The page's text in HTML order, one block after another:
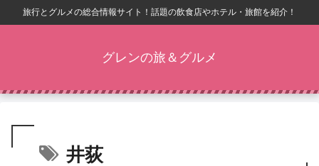
旅行とグルメの総合情報サイト！話題の飲食店やホテル・旅館を紹介！
グレンの旅＆グルメ
井荻